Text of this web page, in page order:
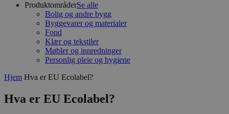
ProduktområderSe alle
Bolig og andre bygg
Byggevarer og materialer
Fond
Klær og tekstiler
Møbler og innredninger
Personlig pleie og hygiene
Hjem Hva er EU Ecolabel?
Hva er EU Ecolabel?